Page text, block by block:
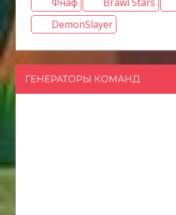
DemonSlayer
ГЕНЕРАТОРЫ КОМАНД